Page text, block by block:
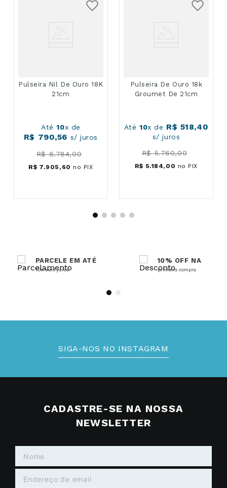
Pulseira Nil De Ouro 18K
21cm
Até10x de
R$ 790,56 s/ juros
R$ 8.784,00
R$ 7.905 , 60 no PIX
Pulseira De Ouro 18k
Groumet De 21cm
Até10x de R$ 518,40
s/ juros
R$ 5.760,00
R$ 5.184, 00 no PIX
PARCELE EM ATÉ
10x sem juros
10% OFF NA
primeira compra
SIGA-NOS NO INSTAGRAM
CADASTRE-SE NA NOSSA
NEWSLETTER